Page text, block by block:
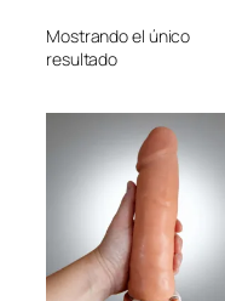
í
a
Mostrando el único
resultado